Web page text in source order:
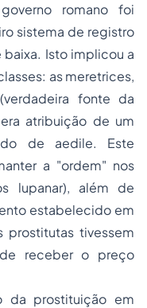
romano foi
sistema de registro
Isto implicou a
asmeretrices,
(verdadeira fonte da
atribuição de um
de aedile. Este
a "ordem" nos
lupanar), além de
estabelecido em
prostitutas tivessem
receber o preço
da prostituição em